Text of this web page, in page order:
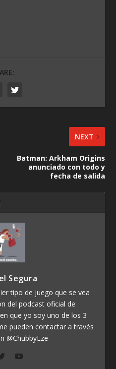
NEXT
Batman: Arkham Origins
anunciado con todo y
fecha de salida
Segura
tipo de juego que se vea
del podcast oficial de
que yo soy uno de los 3
pueden contactar a través
@ChubbyEze